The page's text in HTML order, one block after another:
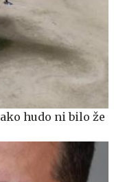
hudo ni bilo že